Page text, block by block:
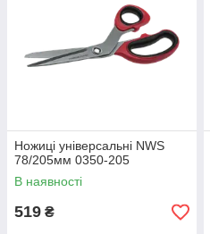
Ножиці універсальні NWS
78/205мм 0350-205
В наявності
519 ₴